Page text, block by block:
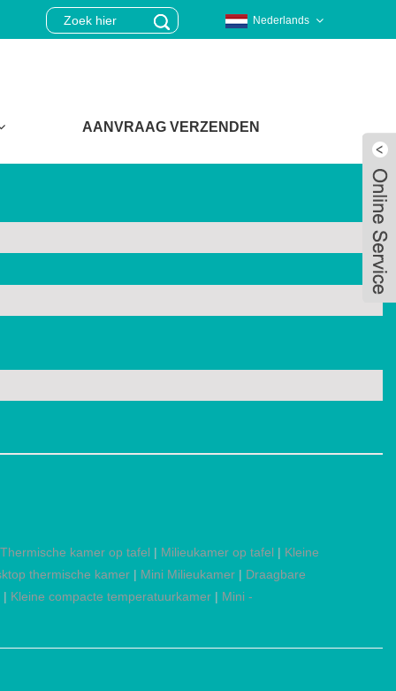
Nederlands
AANVRAAG VERZENDEN
Thermische kamer op tafel | Milieukamer op tafel | Kleine
thermische kamer | Mini Milieukamer | Draagbare
| Kleine compacte temperatuurkamer | Mini -